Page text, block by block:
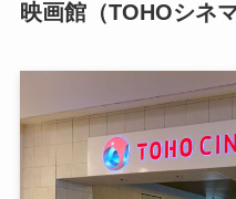
映画館（TOHOシネ